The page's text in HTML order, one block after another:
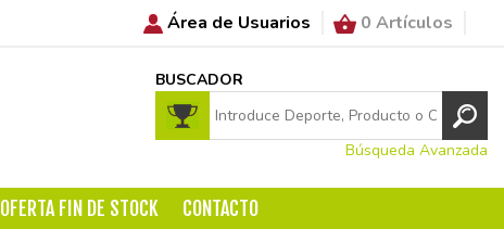
Área de Usuarios 0 Artículos
BUSCADOR
Búsqueda Avanzada
OFERTA FIN DE STOCK CONTACTO